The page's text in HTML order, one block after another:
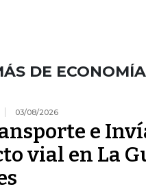
DE ECONOMÍA
03/08/2026
e
vial en La